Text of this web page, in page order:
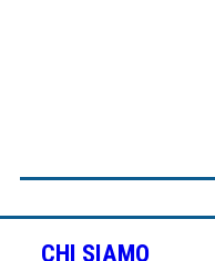
CHI SIAMO